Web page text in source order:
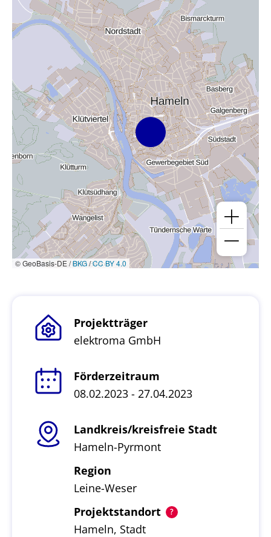
© GeoBasis-DE /BKG/CC BY 4.0
Projektträger
elektroma GmbH
Förderzeitraum
08.02.2023 - 27.04.2023
Landkreis/kreisfreie Stadt
Hameln-Pyrmont
Region
Leine-Weser
Projektstandort
Hameln, Stadt